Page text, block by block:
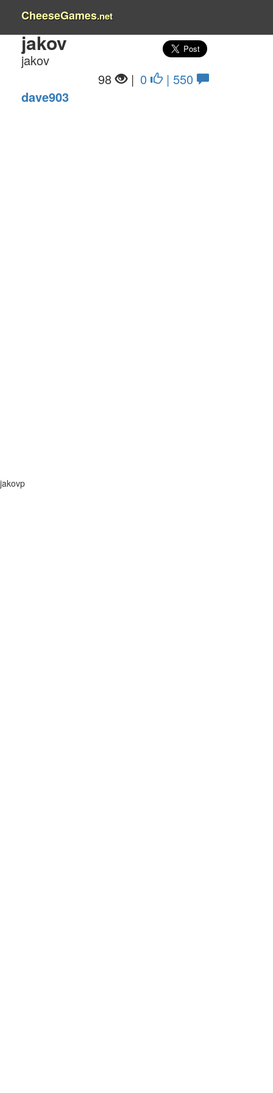
CheeseGames.net
jakov
jakov
0
| 550
98
|
dave903
jakovp